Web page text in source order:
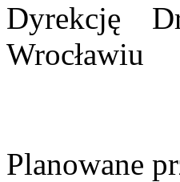
Dyrekcję
Wrocławiu
Planowane